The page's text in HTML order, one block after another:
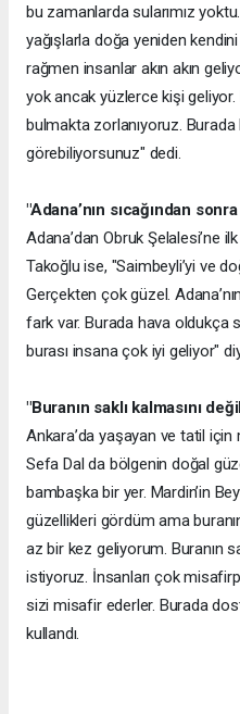
bu zamanlarda sularımız
yağışlarla doğa yeniden
rağmen insanlar akın akın
yok ancak yüzlerce kişi
bulmakta zorlanıyoruz.
görebiliyorsunuz" dedi.
"Adana’nın sıcağından
Adana’dan Obruk Şelalesi’ne
Takoğlu ise, "Saimbeyli’yi ve
Gerçekten çok güzel.
fark var. Burada hava oldukça
burası insana çok iyi geliyor"
"Buranın saklı kalmasını
Ankara’da yaşayan ve tatil için
Sefa Dal da bölgenin doğal
bambaşka bir yer. Mardin’in
güzellikleri gördüm ama
az bir kez geliyorum. Buranın
istiyoruz. İnsanları çok
sizi misafir ederler. Burada
kullandı.